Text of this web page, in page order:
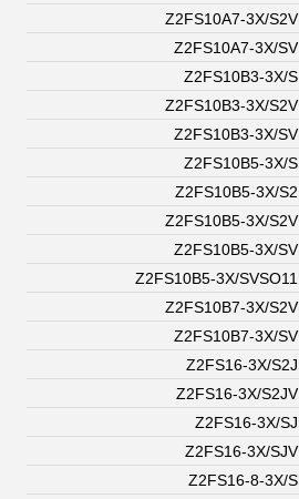
Z2FS10A7-3X/S2V
Z2FS10A7-3X/SV
Z2FS10B3-3X/S
Z2FS10B3-3X/S2V
Z2FS10B3-3X/SV
Z2FS10B5-3X/S
Z2FS10B5-3X/S2
Z2FS10B5-3X/S2V
Z2FS10B5-3X/SV
Z2FS10B5-3X/SVSO11
Z2FS10B7-3X/S2V
Z2FS10B7-3X/SV
Z2FS16-3X/S2J
Z2FS16-3X/S2JV
Z2FS16-3X/SJ
Z2FS16-3X/SJV
Z2FS16-8-3X/S